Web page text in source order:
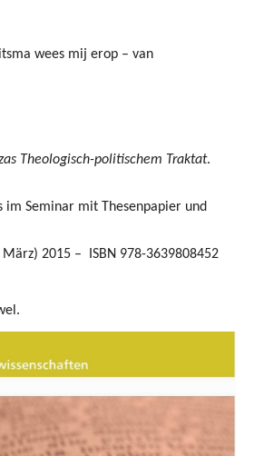
wees mij erop – van
Theologisch-politischem Traktat.
im Seminar mit Thesenpapier und
2015 –
ISBN 978-3639808452